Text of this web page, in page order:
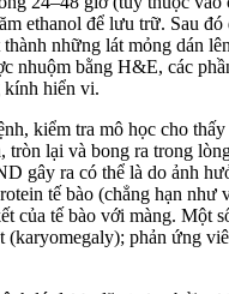
ethanol để lưu trữ. Sau
những lát mỏng dán
nhuộm bằng H&E, các
kính hiển vi.
kiểm tra mô học cho
tròn lại và bong ra trong
gây ra có thể là do ảnh
tế bào (chẳng hạn như
của tế bào với màng. Một
(karyomegaly); phản ứng